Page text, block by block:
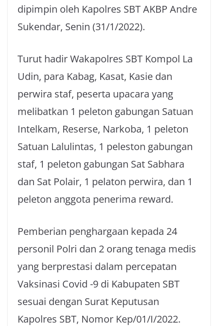
dipimpin oleh Kapolres SBT AKBP Andre
Sukendar, Senin (31/1/2022).
Turut hadir Wakapolres SBT Kompol La
Udin, para Kabag, Kasat, Kasie dan
perwira staf, peserta upacara yang
melibatkan 1 peleton gabungan Satuan
Intelkam, Reserse, Narkoba, 1 peleton
Satuan Lalulintas, 1 peleston gabungan
staf, 1 peleton gabungan Sat Sabhara
dan Sat Polair, 1 pelaton perwira, dan 1
peleton anggota penerima reward.
Pemberian penghargaan kepada 24
personil Polri dan 2 orang tenaga medis
yang berprestasi dalam percepatan
Vaksinasi Covid -9 di Kabupaten SBT
sesuai dengan Surat Keputusan
Kapolres SBT, Nomor Kep/01/I/2022.